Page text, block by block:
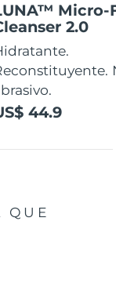
Micro-
2.0
44.9
QUE